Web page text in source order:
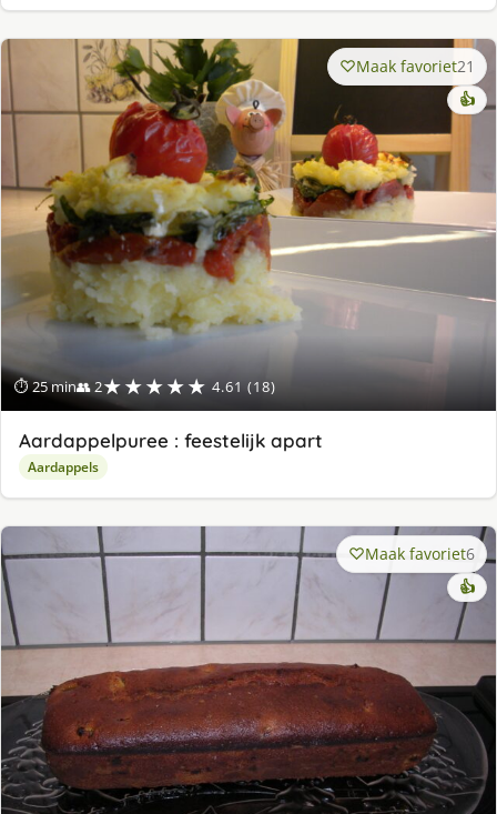
⏱ 25 min👥 2★★★★★ 4.61 (18)
Maak favoriet21
👍
Aardappelpuree : feestelijk apart
Aardappels
Maak favoriet6
👍